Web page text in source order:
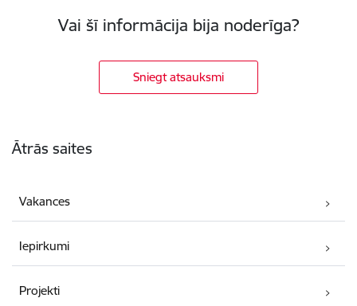
Vai šī informācija bija noderīga?
Sniegt atsauksmi
Ātrās saites
Vakances
Iepirkumi
Projekti